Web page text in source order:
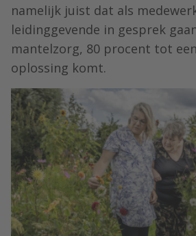
namelijk juist dat als
leidinggevende in gesprek
mantelzorg, 80 procent tot
oplossing komt.